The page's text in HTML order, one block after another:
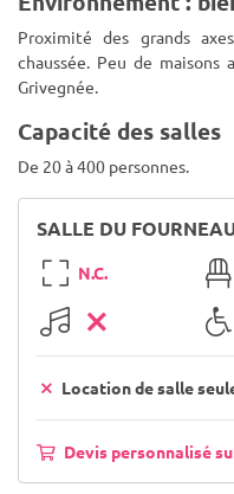
Proximité des grands
chaussée. Peu de
Grivegnée.
Capacité des salles
De 20 à 400 personnes.
SALLE DU
N.C.
Location de salle
Devis personnalisé